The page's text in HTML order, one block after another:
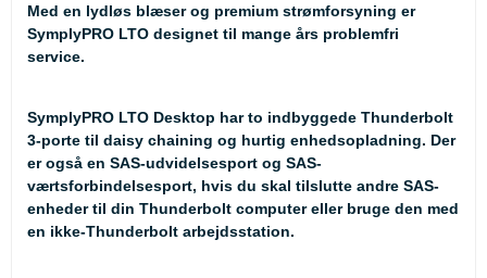
Med en lydløs blæser og premium strømforsyning er
SymplyPRO LTO designet til mange års problemfri
service.
SymplyPRO LTO Desktop har to indbyggede Thunderbolt
3-porte til daisy chaining og hurtig enhedsopladning. Der
er også en SAS-udvidelsesport og SAS-
værtsforbindelsesport, hvis du skal tilslutte andre SAS-
enheder til din Thunderbolt computer eller bruge den med
en ikke-Thunderbolt arbejdsstation.